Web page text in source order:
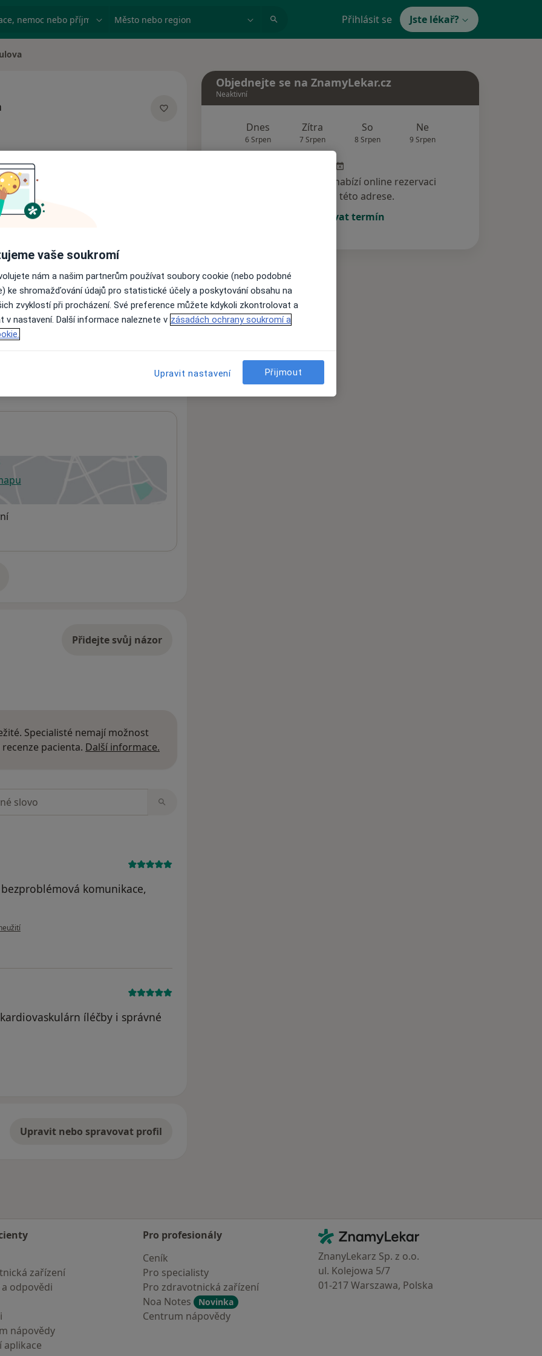
nemoc nebo příjmení Město nebo region Přihlásit se Jste lékař?
Rezervovat termín
nejsou k dispozici
informace o svých službách.
v nové záložce
Přidejte svůj názor
Specialisté nemají možnost
pacienta. Další informace.
komunikace,
uživatele Marcela
íléčby i správné
Upravit nebo spravovat profil
Objednejte se na ZnamyLekar.cz
Neaktivní
Dnes
6 Srpen
Zítra
7 Srpen
So
8 Srpen
Ne
9 Srpen
Tento specialista nenabízí online rezervaci
termínu na této adrese.
Rezervovat termín
zařízení
odpovědi
nápovědy
aplikace
Pro profesionály
Ceník
Pro specialisty
Pro zdravotnická zařízení
Noa Notes
Novinka
Centrum nápovědy
Kontakt
ZnamyLekar - Hlavní stránka
ZnanyLekarz Sp. z o.o.
ul. Kolejowa 5/7
01-217 Warszawa, Polska
vaše soukromí
nám a našim partnerům používat soubory cookie (nebo podobné
ke shromažďování údajů pro statistické účely a poskytování obsahu na
zvyklostí při procházení. Své preference můžete kdykoli zkontrolovat a
v nastavení. Další informace naleznete v zásadách ochrany soukromí a
Upravit nastavení Přijmout